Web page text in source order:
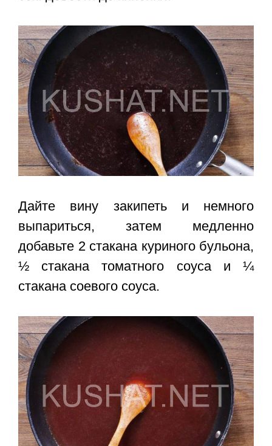
Дайте вину закипеть и немного
выпариться, затем медленно
добавьте 2 стакана куриного бульона,
½ стакана томатного соуса и ¼
стакана соевого соуса.